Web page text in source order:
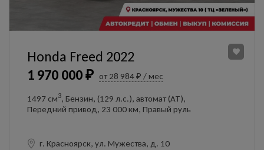
1 970 000 ₽ от 28 984 ₽ / мес
Honda Freed 2022
1497 см3, Бензин, (129 л.с.), автомат (AT),
Передний привод, 23 000 км, Правый руль
г. Красноярск, ул. Мужества, д. 10